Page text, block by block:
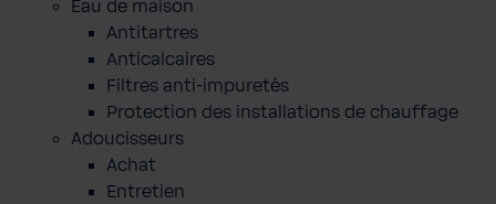
Eau de maison
Antitartres
Anticalcaires
Filtres anti-impuretés
Protection des installations de chauffage
Adoucisseurs
Achat
Entretien